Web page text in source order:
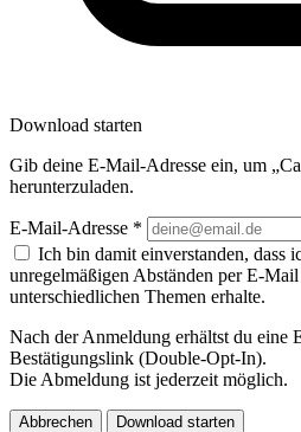
Download starten
Gib deine E-Mail-Adresse ein, um
herunterzuladen.
E-Mail-Adresse *
Ich bin damit einverstanden, dass
unregelmäßigen Abständen per E-
unterschiedlichen Themen erhalte.
Nach der Anmeldung erhältst du eine
Bestätigungslink (Double-Opt-In).
Die Abmeldung ist jederzeit möglich.
Abbrechen Download starten